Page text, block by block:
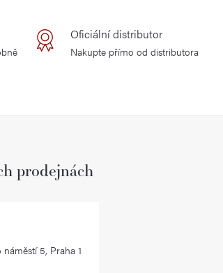
Oficiální distributor
Nakupte přímo od distributora
prodejnách
5, Praha 1